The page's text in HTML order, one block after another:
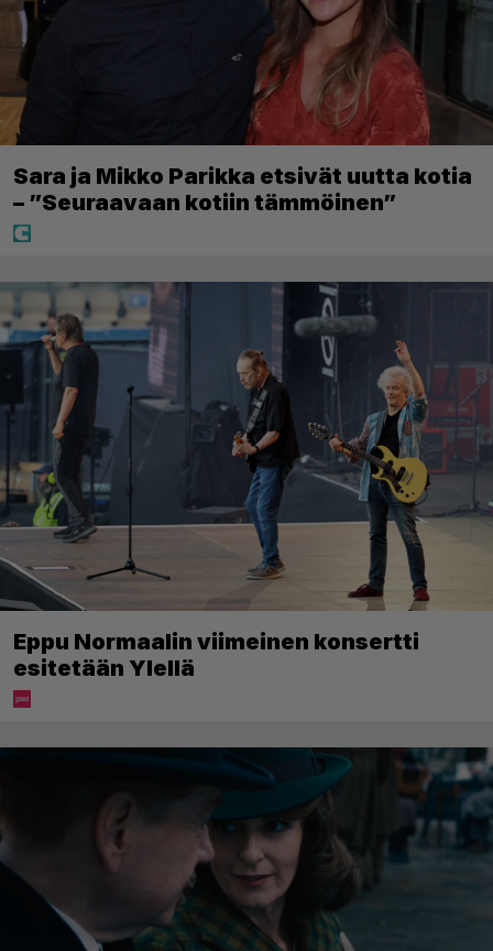
Sara ja Mikko Parikka etsivät uutta kotia
– ”Seuraavaan kotiin tämmöinen”
Eppu Normaalin viimeinen konsertti
esitetään Ylellä